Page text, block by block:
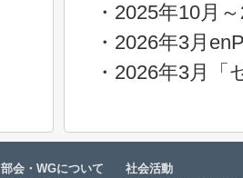
・2025年10月
・2026年3月
・2026年3月
部会・WGについて 社会活動